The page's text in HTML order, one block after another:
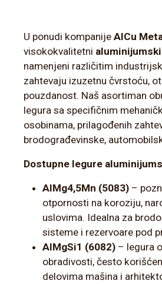
U ponudi kompanije AlCu
visokokvalitetni
namenjeni različitim
zahtevaju izuzetnu čvrstoću,
pouzdanost. Naš asortiman
legura sa specifičnim
osobinama, prilagođenih
brodograđevinske,
Dostupne legure
AlMg4,5Mn (5083) –
otpornosti na koroziju,
uslovima. Idealna za
sisteme i rezervoare pod
AlMgSi1 (6082) – legura
obradivosti, često
delovima mašina i